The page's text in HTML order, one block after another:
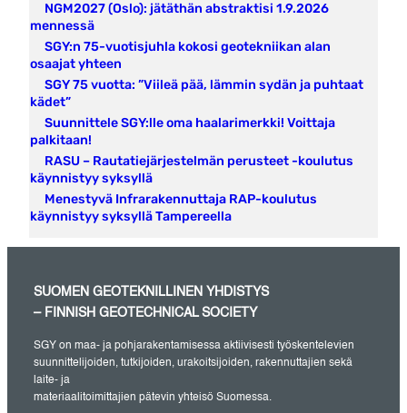
NGM2027 (Oslo): jätäthän abstraktisi 1.9.2026
mennessä
SGY:n 75-vuotisjuhla kokosi geotekniikan alan
osaajat yhteen
SGY 75 vuotta: ”Viileä pää, lämmin sydän ja puhtaat
kädet”
Suunnittele SGY:lle oma haalarimerkki! Voittaja
palkitaan!
RASU – Rautatiejärjestelmän perusteet -koulutus
käynnistyy syksyllä
Menestyvä Infrarakennuttaja RAP-koulutus
käynnistyy syksyllä Tampereella
SUOMEN GEOTEKNILLINEN YHDISTYS
– FINNISH GEOTECHNICAL SOCIETY
SGY on maa- ja pohjarakentamisessa aktiivisesti työskentelevien
suunnittelijoiden, tutkijoiden, urakoitsijoiden, rakennuttajien sekä
laite- ja
materiaalitoimittajien pätevin yhteisö Suomessa.